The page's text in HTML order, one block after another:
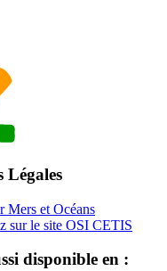
Mers et Océans
sur le site OSI CETIS
disponible en :